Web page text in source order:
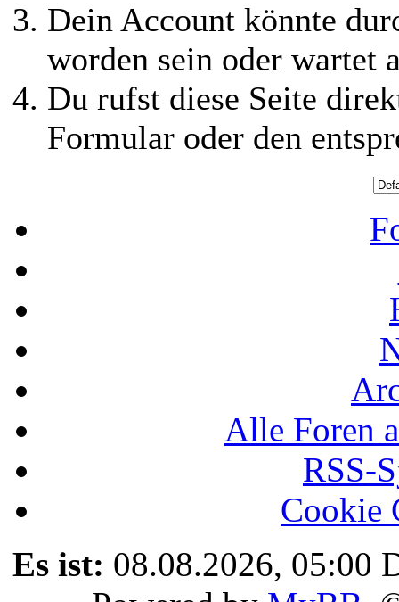
Dein Account könnte
worden sein oder wartet
Du rufst diese Seite
Formular oder den
Alle Foren
RSS-
Cookie
Es ist: 08.08.2026, 05:00